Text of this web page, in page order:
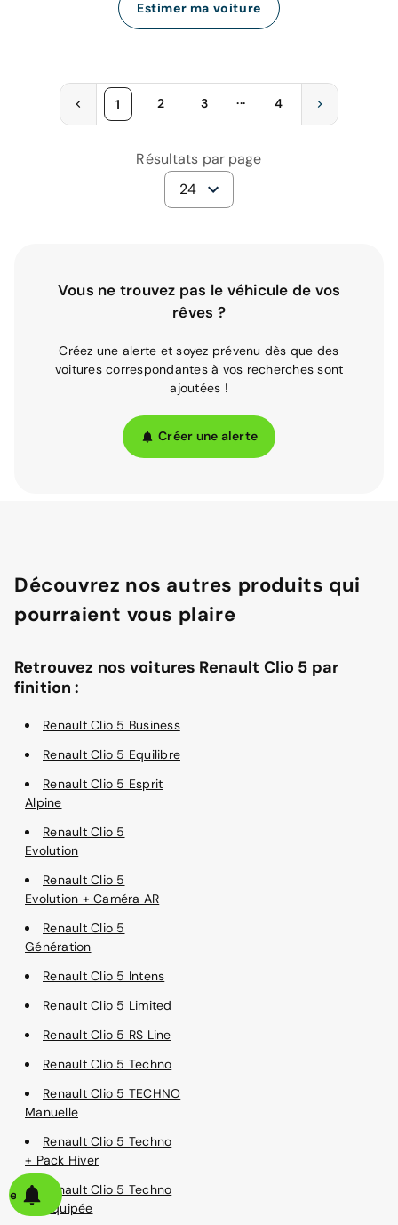
Estimer ma voiture
1 2 3 ... 4
Résultats par page
24
Vous ne trouvez pas le véhicule de vos
rêves ?
Créez une alerte et soyez prévenu dès que des
voitures correspondantes à vos recherches sont
ajoutées !
Créer une alerte
Découvrez nos autres produits qui
pourraient vous plaire
Retrouvez nos voitures Renault Clio 5 par
finition :
Renault Clio 5 Business
Renault Clio 5 Equilibre
Renault Clio 5 Esprit
Alpine
Renault Clio 5
Evolution
Renault Clio 5
Evolution + Caméra AR
Renault Clio 5
Génération
Renault Clio 5 Intens
Renault Clio 5 Limited
Renault Clio 5 RS Line
Renault Clio 5 Techno
Renault Clio 5 TECHNO
Manuelle
Renault Clio 5 Techno
+ Pack Hiver
Renault Clio 5 Techno
Suréquipée